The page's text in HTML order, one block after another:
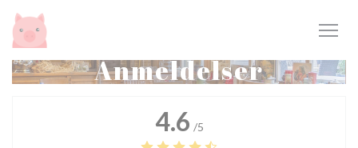
Panel for informasjonskapsler
Anmeldelser
4.6 /5